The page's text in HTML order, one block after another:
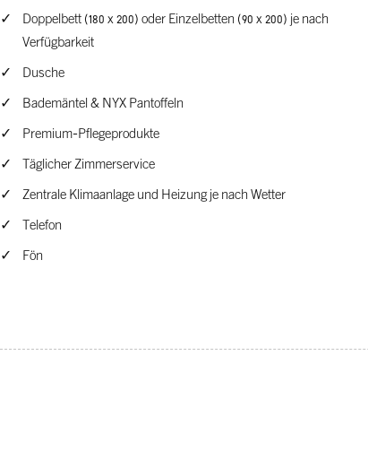
Doppelbett (180 x 200) oder Einzelbetten (90 x 200) je nach
Verfügbarkeit
Dusche
Bademäntel & NYX Pantoffeln
Premium-Pflegeprodukte
Täglicher Zimmerservice
Zentrale Klimaanlage und Heizung je nach Wetter
Telefon
Fön